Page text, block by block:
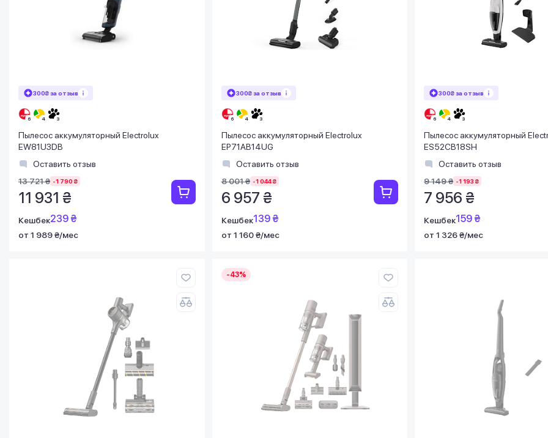
300₴ за отзыв
Пылесос аккумуляторный Electrolux
EW81U3DB
Оставить отзыв
13 721 ₴ -1 790 ₴
11 931 ₴
Кешбек239 ₴
от 1 989 ₴/мес
300₴ за отзыв
Пылесос аккумуляторный Electrolux
EP71AB14UG
Оставить отзыв
8 001 ₴ -1 044 ₴
6 957 ₴
Кешбек139 ₴
от 1 160 ₴/мес
300₴ за отзыв
Пылесос аккумуляторный
ES52CB18SH
Оставить отзыв
9 149 ₴ -1 193 ₴
7 956 ₴
Кешбек159 ₴
от 1 326 ₴/мес
-43%